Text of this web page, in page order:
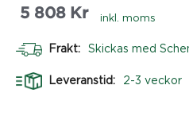
5 808 Kr inkl. moms
Frakt: Skickas med
Leveranstid: 2-3 veckor